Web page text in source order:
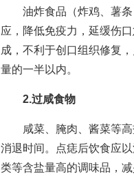
油炸食品（炸鸡、薯条
应，降低免疫力，延缓伤
成，不利于创口组织修复
量的一半以内。
2.过咸食物
咸菜、腌肉、酱菜等高
消退时间。点痣后饮食应
类等含盐量高的调味品，减